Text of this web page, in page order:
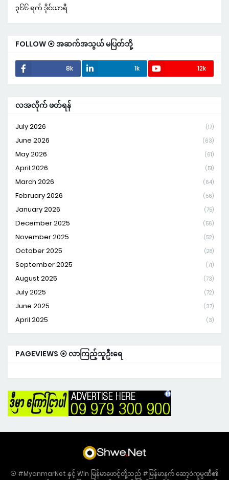
၃၆၆ ရက် ဒိုင်ယာရီ
FOLLOW ⦿ အဆက်အသွယ် မပြတ်ဘို့
8k 1k 12k
လအလိုက် ဖတ်ရန်
July 2026 (17)
June 2026 (63)
May 2026 (61)
April 2026 (51)
March 2026 (64)
February 2026 (56)
January 2026 (75)
December 2025 (56)
November 2025 (52)
October 2025 (28)
September 2025 (71)
August 2025 (73)
July 2025 (72)
June 2025 (37)
April 2025 (3)
PAGEVIEWS ⦿ လာကြည့်သူဦးရေ
⦿ #MyanmarNet နှင့် Win မြန်မာဖောင့်တို့သည် #မြန်မာနက် ဆော့ဝဲကုမ္ပဏီ၏